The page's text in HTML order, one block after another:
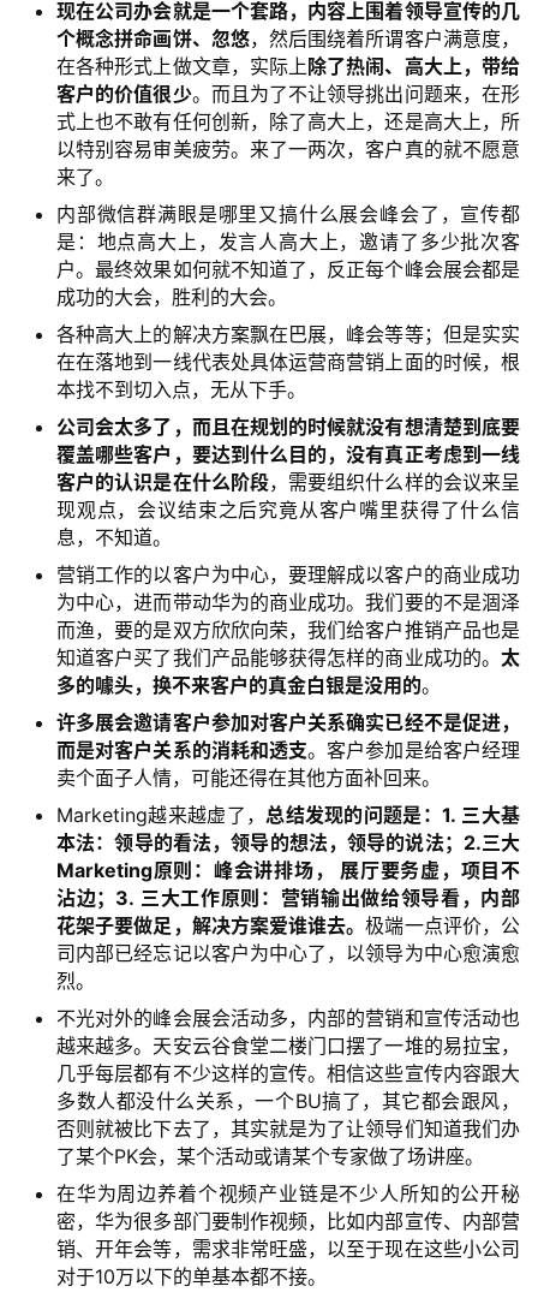
现在公司办会就是一个套路，内容上围着领导宣传的几
个概念拼命画饼、忽悠，然后围绕着所谓客户满意度，
在各种形式上做文章，实际上除了热闹、高大上，带给
客户的价值很少。而且为了不让领导挑出问题来，在形
式上也不敢有任何创新，除了高大上，还是高大上，所
以特别容易审美疲劳。来了一两次，客户真的就不愿意
来了。
内部微信群满眼是哪里又搞什么展会峰会了，宣传都
是：地点高大上，发言人高大上，邀请了多少批次客
户。最终效果如何就不知道了，反正每个峰会展会都是
成功的大会，胜利的大会。
各种高大上的解决方案飘在巴展，峰会等等；但是实实
在在落地到一线代表处具体运营商营销上面的时候，根
本找不到切入点，无从下手。
公司会太多了，而且在规划的时候就没有想清楚到底要
覆盖哪些客户，要达到什么目的，没有真正考虑到一线
客户的认识是在什么阶段，需要组织什么样的会议来呈
现观点，会议结束之后究竟从客户嘴里获得了什么信
息，不知道。
营销工作的以客户为中心，要理解成以客户的商业成功
为中心，进而带动华为的商业成功。我们要的不是涸泽
而渔，要的是双方欣欣向荣，我们给客户推销产品也是
知道客户买了我们产品能够获得怎样的商业成功的。 太
多的噱头，换不来客户的真金白银是没用的。
许多展会邀请客户参加对客户关系确实已经不是促进，
而是对客户关系的消耗和透支。客户参加是给客户经理
卖个面子人情，可能还得在其他方面补回来。
Marketing越来越虚了，总结发现的问题是：1. 三大基
本法：领导的看法，领导的想法，领导的说法；2.三大
Marketing原则：峰会讲排场， 展厅要务虚，项目不
沾边；3. 三大工作原则：营销输出做给领导看，内部
花架子要做足，解决方案爱谁谁去。极端一点评价，公
司内部已经忘记以客户为中心了，以领导为中心愈演愈
烈。
不光对外的峰会展会活动多，内部的营销和宣传活动也
越来越多。天安云谷食堂二楼门口摆了一堆的易拉宝，
几乎每层都有不少这样的宣传。相信这些宣传内容跟大
多数人都没什么关系，一个BU搞了，其它都会跟风，
否则就被比下去了，其实就是为了让领导们知道我们办
了某个PK会，某个活动或请某个专家做了场讲座。
在华为周边养着个视频产业链是不少人所知的公开秘
密，华为很多部门要制作视频，比如内部宣传、内部营
销、开年会等，需求非常旺盛，以至于现在这些小公司
对于10万以下的单基本都不接。